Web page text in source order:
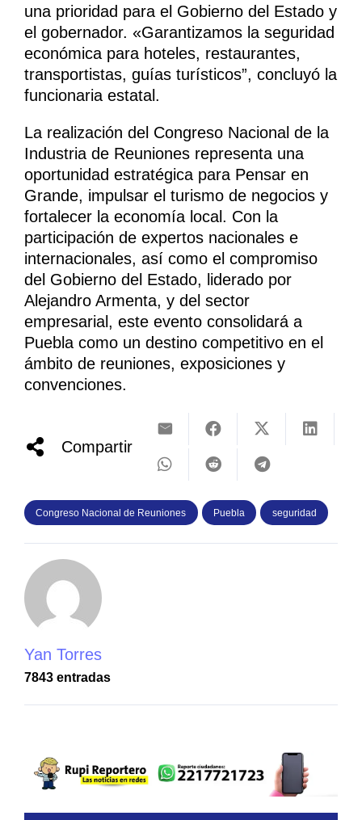
una prioridad para el Gobierno del Estado y
el gobernador. «Garantizamos la seguridad
económica para hoteles, restaurantes,
transportistas, guías turísticos”, concluyó la
funcionaria estatal.
La realización del Congreso Nacional de la
Industria de Reuniones representa una
oportunidad estratégica para Pensar en
Grande, impulsar el turismo de negocios y
fortalecer la economía local. Con la
participación de expertos nacionales e
internacionales, así como el compromiso
del Gobierno del Estado, liderado por
Alejandro Armenta, y del sector
empresarial, este evento consolidará a
Puebla como un destino competitivo en el
ámbito de reuniones, exposiciones y
convenciones.
Compartir
Congreso Nacional de Reuniones Puebla seguridad
Yan Torres
7843 entradas